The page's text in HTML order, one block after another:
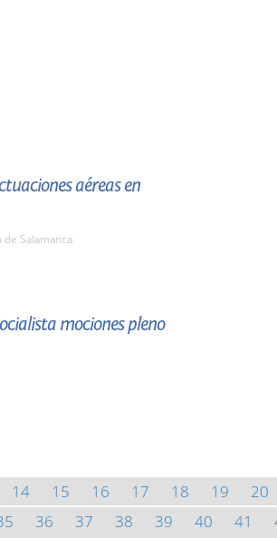
aéreas en
de Salamanca
mociones pleno
14 15 16 17 18 19 20
36 37 38 39 40 41